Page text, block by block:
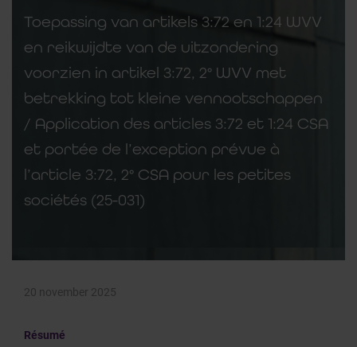
Toepassing van artikels 3:72 en 1:24 WVV
en reikwijdte van de uitzondering
voorzien in artikel 3:72, 2° WVV met
betrekking tot kleine vennootschappen
/ Application des articles 3:72 et 1:24 CSA
et portée de l’exception prévue à
l’article 3:72, 2° CSA pour les petites
sociétés (25-031)
20 november 2025
Résumé